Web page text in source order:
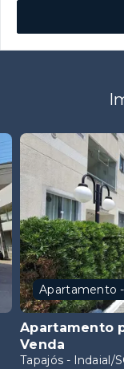
Apartamento
Apartamento
Venda
Tapajós - Indaial/